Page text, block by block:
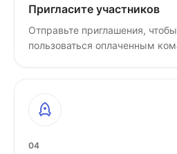
Пригласите участников
Отправьте приглашения,
пользоваться оплаченным
04